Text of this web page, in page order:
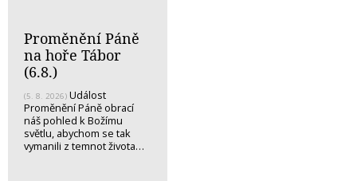
Proměnění Páně
na hoře Tábor
(6.8.)
(5. 8. 2026) Událost
Proměnění Páně obrací
náš pohled k Božímu
světlu, abychom se tak
vymanili z temnot života…